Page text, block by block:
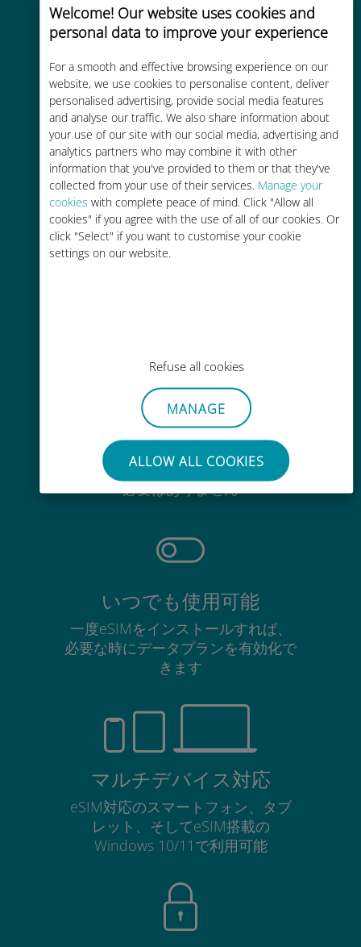
Welcome! Our website uses cookies and
personal data to improve your experience
For a smooth and effective browsing experience on our
website, we use cookies to personalise content, deliver
personalised advertising, provide social media features
and analyse our traffic. We also share information about
your use of our site with our social media, advertising and
analytics partners who may combine it with other
information that you've provided to them or that they've
collected from your use of their services. Manage your
cookies with complete peace of mind. Click "Allow all
cookies" if you agree with the use of all of our cookies. Or
click "Select" if you want to customise your cookie
settings on our website.
Refuse all cookies
MANAGE
ALLOW ALL COOKIES
コストパフォーマンス
お客様が普段お使いのキャリアでロ
ーミングサービスを使った場合に比
べて最大で90％の節約が可能です。
かんたん追加購入
手間いらず
使用中のSIMカードを抜き差しする
必要はありません
いつでも使用可能
一度eSIMをインストールすれば、
必要な時にデータプランを有効化で
きます
マルチデバイス対応
eSIM対応のスマートフォン、タブ
レット、そしてeSIM搭載の
Windows 10/11で利用可能